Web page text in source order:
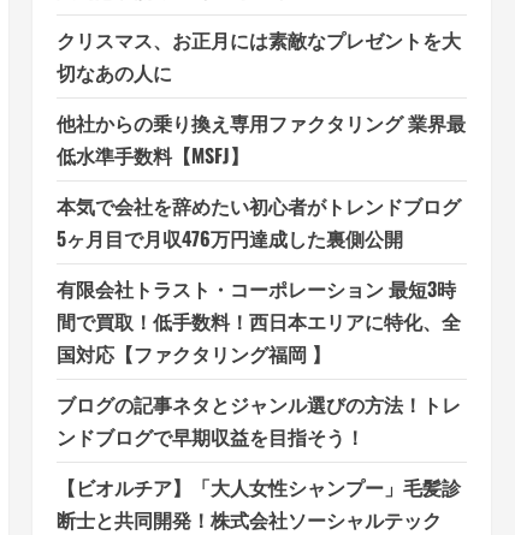
クリスマス、お正月には素敵なプレゼントを大
切なあの人に
他社からの乗り換え専用ファクタリング 業界最
低水準手数料【MSFJ】
本気で会社を辞めたい初心者がトレンドブログ
5ヶ月目で月収476万円達成した裏側公開
有限会社トラスト・コーポレーション 最短3時
間で買取！低手数料！西日本エリアに特化、全
国対応【ファクタリング福岡 】
ブログの記事ネタとジャンル選びの方法！トレ
ンドブログで早期収益を目指そう！
【ビオルチア】「大人女性シャンプー」毛髪診
断士と共同開発！株式会社ソーシャルテック